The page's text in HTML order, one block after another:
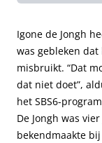
Igone de Jongh
was gebleken
misbruikt. “Dat
dat niet doet”,
het SBS6-
De Jongh was
bekendmaakte